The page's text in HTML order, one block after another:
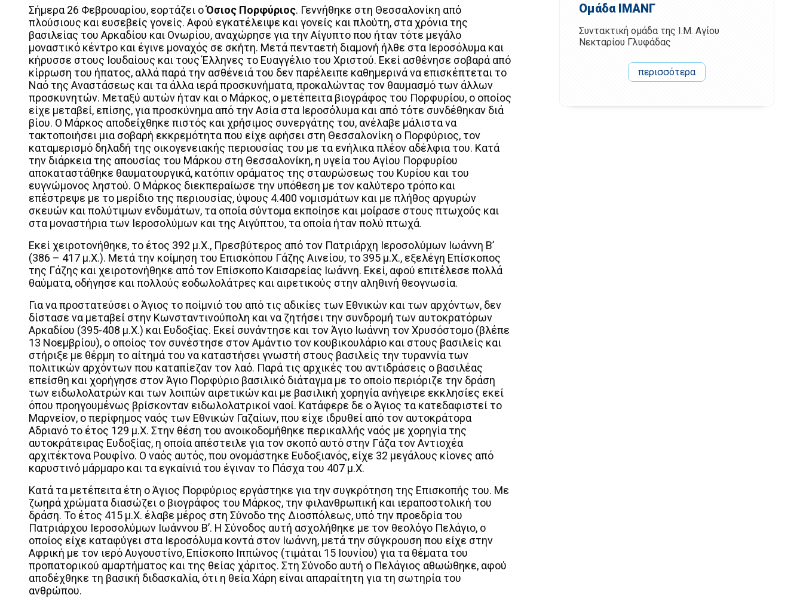
Σήμερα 26 Φεβρουαρίου, εορτάζει οΌσιος Πορφύριος. Γεννήθηκε στη Θεσσαλονίκη από
πλούσιους και ευσεβείς γονείς. Αφού εγκατέλειψε και γονείς και πλούτη, στα χρόνια της
βασιλείας του Αρκαδίου και Ονωρίου, αναχώρησε για την Αίγυπτο που ήταν τότε μεγάλο
μοναστικό κέντρο και έγινε μοναχός σε σκήτη. Μετά πενταετή διαμονή ήλθε στα Ιεροσόλυμα και
κήρυσσε στους Ιουδαίους και τους Έλληνες το Ευαγγέλιο του Χριστού. Εκεί ασθένησε σοβαρά από
κίρρωση του ήπατος, αλλά παρά την ασθένειά του δεν παρέλειπε καθημερινά να επισκέπτεται το
Ναό της Αναστάσεως και τα άλλα ιερά προσκυνήματα, προκαλώντας τον θαυμασμό των άλλων
προσκυνητών. Μεταξύ αυτών ήταν και ο Μάρκος, ο μετέπειτα βιογράφος του Πορφυρίου, ο οποίος
είχε μεταβεί, επίσης, για προσκύνημα από την Ασία στα Ιεροσόλυμα και από τότε συνδέθηκαν διά
βίου. Ο Μάρκος αποδείχθηκε πιστός και χρήσιμος συνεργάτης του, ανέλαβε μάλιστα να
τακτοποιήσει μια σοβαρή εκκρεμότητα που είχε αφήσει στη Θεσσαλονίκη ο Πορφύριος, τον
καταμερισμό δηλαδή της οικογενειακής περιουσίας του με τα ενήλικα πλέον αδέλφια του. Κατά
την διάρκεια της απουσίας του Μάρκου στη Θεσσαλονίκη, η υγεία του Αγίου Πορφυρίου
αποκαταστάθηκε θαυματουργικά, κατόπιν οράματος της σταυρώσεως του Κυρίου και του
ευγνώμονος ληστού. Ο Μάρκος διεκπεραίωσε την υπόθεση με τον καλύτερο τρόπο και
επέστρεψε με το μερίδιο της περιουσίας, ύψους 4.400 νομισμάτων και με πλήθος αργυρών
σκευών και πολύτιμων ενδυμάτων, τα οποία σύντομα εκποίησε και μοίρασε στους πτωχούς και
στα μοναστήρια των Ιεροσολύμων και της Αιγύπτου, τα οποία ήταν πολύ πτωχά.
Εκεί χειροτονήθηκε, το έτος 392 μ.Χ., Πρεσβύτερος από τον Πατριάρχη Ιεροσολύμων Ιωάννη Β’
(386 – 417 μ.Χ.). Μετά την κοίμηση του Επισκόπου Γάζης Αινείου, το 395 μ.Χ., εξελέγη Επίσκοπος
της Γάζης και χειροτονήθηκε από τον Επίσκοπο Καισαρείας Ιωάννη. Εκεί, αφού επιτέλεσε πολλά
θαύματα, οδήγησε και πολλούς εοδωλολάτρες και αιρετικούς στην αληθινή θεογνωσία.
Για να προστατεύσει ο Άγιος το ποίμνιό του από τις αδικίες των Εθνικών και των αρχόντων, δεν
δίστασε να μεταβεί στην Κωνσταντινούπολη και να ζητήσει την συνδρομή των αυτοκρατόρων
Αρκαδίου (395-408 μ.Χ.) και Ευδοξίας. Εκεί συνάντησε και τον Άγιο Ιωάννη τον Χρυσόστομο (βλέπε
13 Νοεμβρίου), ο οποίος τον συνέστησε στον Αμάντιο τον κουβικουλάριο και στους βασιλείς και
στήριξε με θέρμη το αίτημά του να καταστήσει γνωστή στους βασιλείς την τυραννία των
πολιτικών αρχόντων που καταπίεζαν τον λαό. Παρά τις αρχικές του αντιδράσεις ο βασιλέας
επείσθη και χορήγησε στον Άγιο Πορφύριο βασιλικό διάταγμα με το οποίο περιόριζε την δράση
των ειδωλολατρών και των λοιπών αιρετικών και με βασιλική χορηγία ανήγειρε εκκλησίες εκεί
όπου προηγουμένως βρίσκονταν ειδωλολατρικοί ναοί. Κατάφερε δε ο Άγιος τα κατεδαφιστεί το
Μαρνείον, ο περίφημος ναός των Εθνικών Γαζαίων, που είχε ιδρυθεί από τον αυτοκράτορα
Αδριανό το έτος 129 μ.Χ. Στην θέση του ανοικοδομήθηκε περικαλλής ναός με χορηγία της
αυτοκράτειρας Ευδοξίας, η οποία απέστειλε για τον σκοπό αυτό στην Γάζα τον Αντιοχέα
αρχιτέκτονα Ρουφίνο. Ο ναός αυτός, που ονομάστηκε Ευδοξιανός, είχε 32 μεγάλους κίονες από
καρυστινό μάρμαρο και τα εγκαίνιά του έγιναν το Πάσχα του 407 μ.Χ.
Κατά τα μετέπειτα έτη ο Άγιος Πορφύριος εργάστηκε για την συγκρότηση της Επισκοπής του. Με
ζωηρά χρώματα διασώζει ο βιογράφος του Μάρκος, την φιλανθρωπική και ιεραποστολική του
δράση. Το έτος 415 μ.Χ. έλαβε μέρος στη Σύνοδο της Διοσπόλεως, υπό την προεδρία του
Πατριάρχου Ιεροσολύμων Ιωάννου Β’. Η Σύνοδος αυτή ασχολήθηκε με τον θεολόγο Πελάγιο, ο
οποίος είχε καταφύγει στα Ιεροσόλυμα κοντά στον Ιωάννη, μετά την σύγκρουση που είχε στην
Αφρική με τον ιερό Αυγουστίνο, Επίσκοπο Ιππώνος (τιμάται 15 Ιουνίου) για τα θέματα του
προπατορικού αμαρτήματος και της θείας χάριτος. Στη Σύνοδο αυτή ο Πελάγιος αθωώθηκε, αφού
αποδέχθηκε τη βασική διδασκαλία, ότι η θεία Χάρη είναι απαραίτητη για τη σωτηρία του
ανθρώπου.
Ομάδα ΙΜΑΝΓ
Συντακτική ομάδα της Ι.Μ. Αγίου
Νεκταρίου Γλυφάδας
περισσότερα